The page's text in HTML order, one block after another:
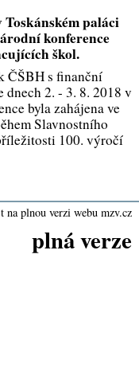
paláci
konference
škol.
ČŠBH s finanční
2. - 3. 8. 2018 v
byla zahájena ve
Slavnostního
100. výročí
na plnou verzi webu mzv.cz
plná verze